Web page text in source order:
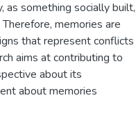
as something socially built,
memories are
that represent conflicts
aims at contributing to
about its
about memories